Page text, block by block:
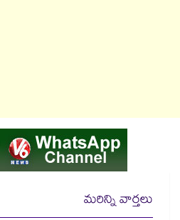
మరిన్ని వార్తలు